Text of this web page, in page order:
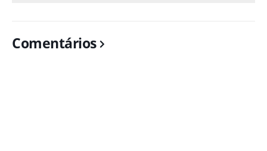
Comentários